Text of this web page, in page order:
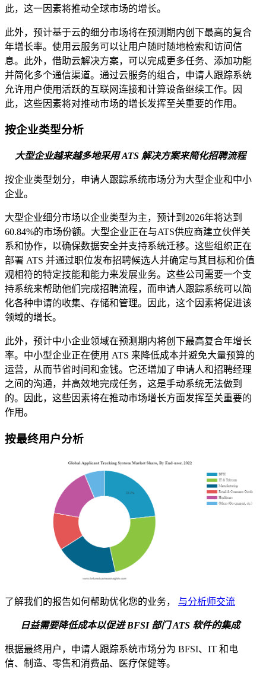
此，这一因素将推动全球市场的增长。
此外，预计基于云的细分市场将在预测期内创下最高的复合
年增长率。使用云服务可以让用户随时随地检索和访问信
息。此外，借助云解决方案，可以完成更多任务、添加功能
并简化多个通信渠道。通过云服务的组合，申请人跟踪系统
允许用户使用活跃的互联网连接和计算设备继续工作。因
此，这些因素将对推动市场的增长发挥至关重要的作用。
按企业类型分析
大型企业越来越多地采用 ATS 解决方案来简化招聘流程
按企业类型划分，申请人跟踪系统市场分为大型企业和中小
企业。
大型企业细分市场以企业类型为主，预计到2026年将达到
60.84%的市场份额。大型企业正在与ATS供应商建立伙伴关
系和协作，以确保数据安全并支持系统迁移。这些组织正在
部署 ATS 并通过职位发布招聘候选人并确定与其目标和价值
观相符的特定技能和能力来发展业务。这些公司需要一个支
持系统来帮助他们完成招聘流程，而申请人跟踪系统可以简
化各种申请的收集、存储和管理。因此，这个因素将促进该
领域的增长。
此外，预计中小企业领域在预测期内将创下最高复合年增长
率。中小型企业正在使用 ATS 来降低成本并避免大量预算的
运营，从而节省时间和金钱。它还增加了申请人和招聘经理
之间的沟通，并高效地完成任务，这是手动系统无法做到
的。因此，这些因素将在推动市场增长方面发挥至关重要的
作用。
按最终用户分析
了解我们的报告如何帮助优化您的业务， 与分析师交流
日益需要降低成本以促进 BFSI 部门 ATS 软件的集成
根据最终用户，申请人跟踪系统市场分为 BFSI、IT 和电
信、制造、零售和消费品、医疗保健等。